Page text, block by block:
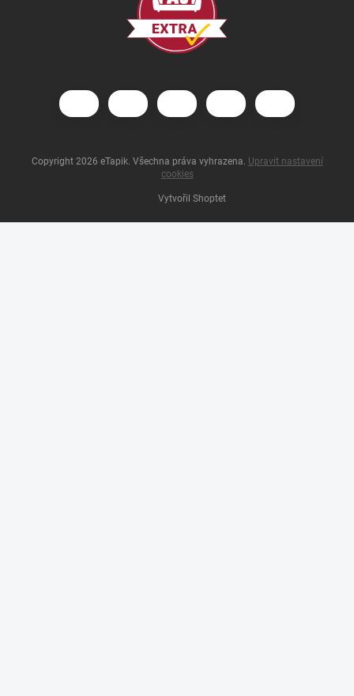
Vytvořil Shoptet
Copyright 2026 eTapik. Všechna práva vyhrazena. Upravit nastavení
cookies